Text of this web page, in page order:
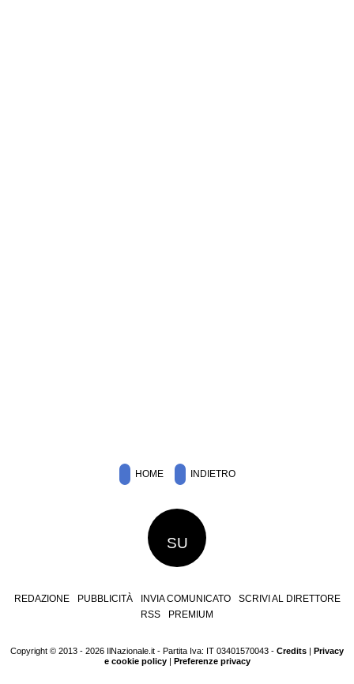
HOME INDIETRO
SU
REDAZIONE PUBBLICITÀ INVIA COMUNICATO
SCRIVI AL DIRETTORE
RSS
PREMIUM
Copyright © 2013 - 2026 IlNazionale.it - Partita Iva: IT 03401570043 - Credits | Privacy
e cookie policy| Preferenze privacy